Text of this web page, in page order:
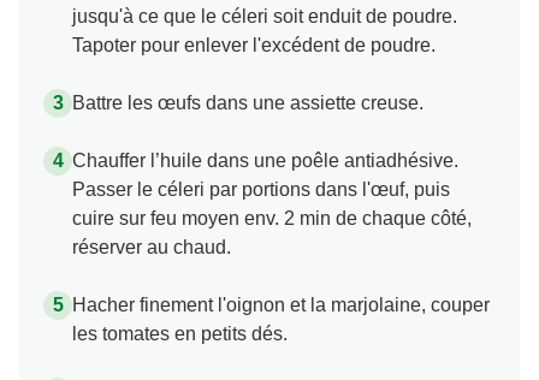
jusqu'à ce que le céleri soit enduit de poudre.
Tapoter pour enlever l'excédent de poudre.
Battre les œufs dans une assiette creuse.
Chauffer l’huile dans une poêle antiadhésive.
Passer le céleri par portions dans l'œuf, puis
cuire sur feu moyen env. 2 min de chaque côté,
réserver au chaud.
Hacher finement l'oignon et la marjolaine, couper
les tomates en petits dés.